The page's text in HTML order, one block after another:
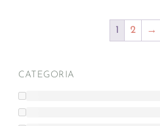
CATEGORIA
1 2 →